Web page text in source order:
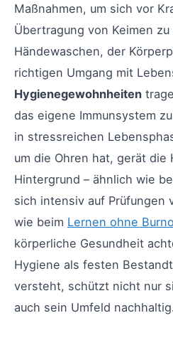
Maßnahmen, um sich vor
Übertragung von Keimen
Händewaschen, der
richtigen Umgang mit
Hygienegewohnheiten
das eigene Immunsystem
in stressreichen
um die Ohren hat, gerät die
Hintergrund – ähnlich wie
sich intensiv auf Prüfungen
wie beim Lernen ohne
körperliche Gesundheit
Hygiene als festen
versteht, schützt nicht nur
auch sein Umfeld nachhaltig.